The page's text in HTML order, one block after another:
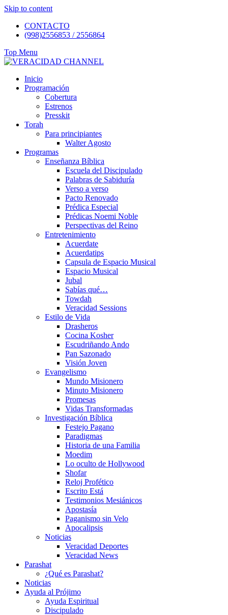
Skip to content
CONTACTO
(998)2556853 / 2556864
Top Menu
Inicio
Programación
Cobertura
Estrenos
Presskit
Torah
Para principiantes
Walter Agosto
Programas
Enseñanza Bíblica
Escuela del Discipulado
Palabras de Sabiduría
Verso a verso
Pacto Renovado
Prédica Especial
Prédicas Noemi Noble
Perspectivas del Reino
Entretenimiento
Acuerdate
Acuerdatips
Capsula de Espacio Musical
Espacio Musical
Jubal
Sabías qué…
Towdah
Veracidad Sessions
Estilo de Vida
Drasheros
Cocina Kosher
Escudriñando Ando
Pan Sazonado
Visión Joven
Evangelismo
Mundo Misionero
Minuto Misionero
Promesas
Vidas Transformadas
Investigación Bíblica
Festejo Pagano
Paradigmas
Historia de una Familia
Moedim
Lo oculto de Hollywood
Shofar
Reloj Profético
Escrito Está
Testimonios Mesiánicos
Apostasía
Paganismo sin Velo
Apocalipsis
Noticias
Veracidad Deportes
Veracidad News
Parashat
¿Qué es Parashat?
Noticias
Ayuda al Prójimo
Ayuda Espiritual
Discipulado